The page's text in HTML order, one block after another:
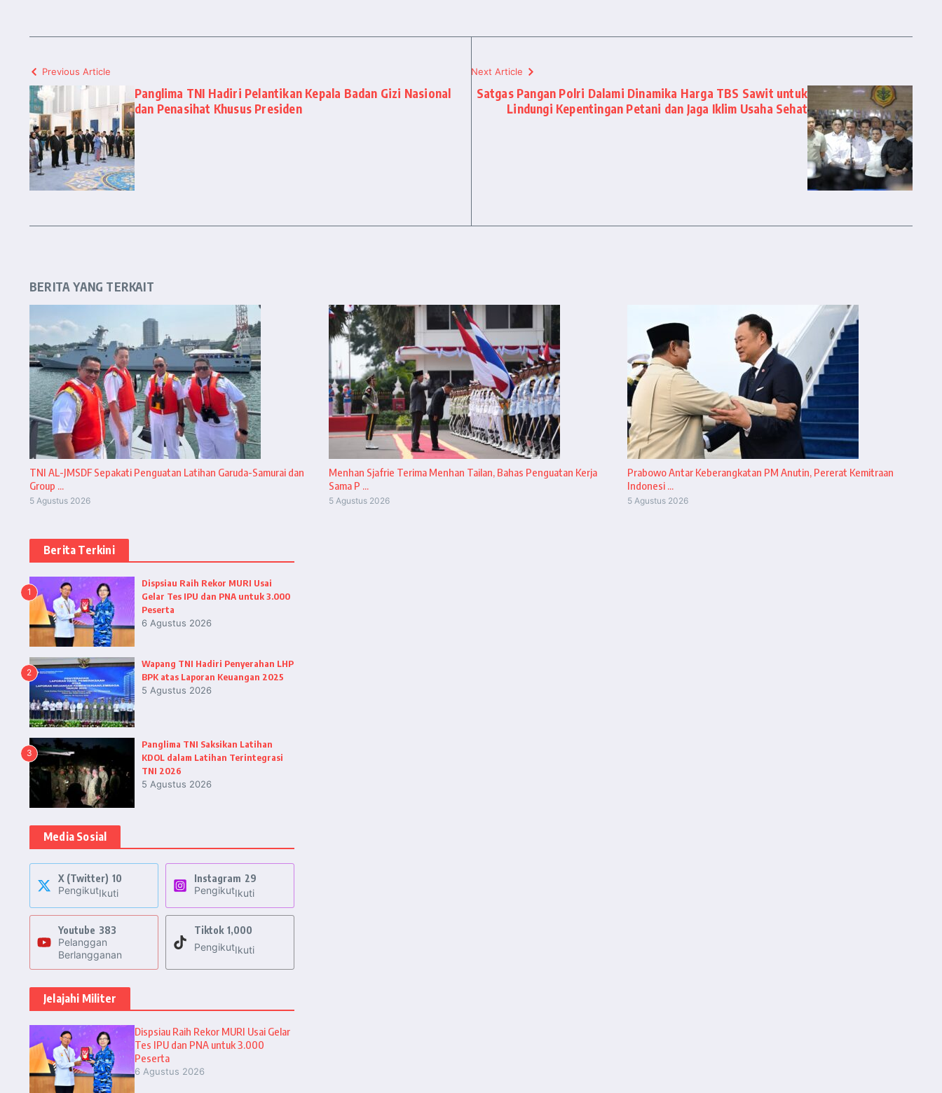
Previous Article
Panglima TNI Hadiri Pelantikan Kepala Badan Gizi Nasional
dan Penasihat Khusus Presiden
Next Article
Satgas Pangan Polri Dalami Dinamika Harga TBS Sawit untuk
Lindungi Kepentingan Petani dan Jaga Iklim Usaha Sehat
BERITA YANG TERKAIT
TNI AL-JMSDF Sepakati Penguatan Latihan Garuda-Samurai dan
Group ...
5 Agustus 2026
Menhan Sjafrie Terima Menhan Tailan, Bahas Penguatan Kerja
Sama P ...
5 Agustus 2026
Prabowo Antar Keberangkatan PM Anutin, Pererat Kemitraan
Indonesi ...
5 Agustus 2026
Berita Terkini
1
Dispsiau Raih Rekor MURI Usai
Gelar Tes IPU dan PNA untuk 3.000
Peserta
6 Agustus 2026
2
Wapang TNI Hadiri Penyerahan LHP
BPK atas Laporan Keuangan 2025
5 Agustus 2026
3
Panglima TNI Saksikan Latihan
KDOL dalam Latihan Terintegrasi
TNI 2026
5 Agustus 2026
Media Sosial
X (Twitter) 10
PengikutIkuti
Instagram 29
PengikutIkuti
Youtube 383
Pelanggan
Berlangganan
Tiktok 1,000
PengikutIkuti
Jelajahi Militer
Dispsiau Raih Rekor MURI Usai Gelar
Tes IPU dan PNA untuk 3.000
Peserta
6 Agustus 2026